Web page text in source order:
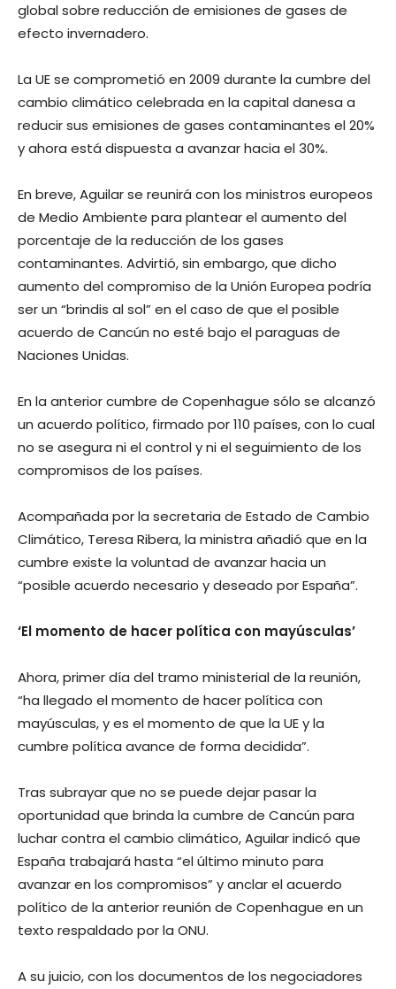
global sobre reducción de emisiones de gases de
efecto invernadero.
La UE se comprometió en 2009 durante la cumbre del
cambio climático celebrada en la capital danesa a
reducir sus emisiones de gases contaminantes el 20%
y ahora está dispuesta a avanzar hacia el 30%.
En breve, Aguilar se reunirá con los ministros europeos
de Medio Ambiente para plantear el aumento del
porcentaje de la reducción de los gases
contaminantes. Advirtió, sin embargo, que dicho
aumento del compromiso de la Unión Europea podría
ser un “brindis al sol” en el caso de que el posible
acuerdo de Cancún no esté bajo el paraguas de
Naciones Unidas.
En la anterior cumbre de Copenhague sólo se alcanzó
un acuerdo político, firmado por 110 países, con lo cual
no se asegura ni el control y ni el seguimiento de los
compromisos de los países.
Acompañada por la secretaria de Estado de Cambio
Climático, Teresa Ribera, la ministra añadió que en la
cumbre existe la voluntad de avanzar hacia un
“posible acuerdo necesario y deseado por España”.
‘El momento de hacer política con mayúsculas’
Ahora, primer día del tramo ministerial de la reunión,
“ha llegado el momento de hacer política con
mayúsculas, y es el momento de que la UE y la
cumbre política avance de forma decidida”.
Tras subrayar que no se puede dejar pasar la
oportunidad que brinda la cumbre de Cancún para
luchar contra el cambio climático, Aguilar indicó que
España trabajará hasta “el último minuto para
avanzar en los compromisos” y anclar el acuerdo
político de la anterior reunión de Copenhague en un
texto respaldado por la ONU.
A su juicio, con los documentos de los negociadores